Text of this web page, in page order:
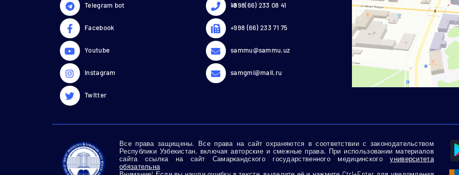
Telegram bot
Facebook
Youtube
Instagram
Twitter
18
+998(66) 233 08 41
+998 (66) 233 71 75
sammu@sammu.uz
samgmi@mail.ru
Все права защищены. Все права на сайт охраняются в соответствии с законодательством
Республики Узбекистан, включая авторские и смежные права. При использовании материалов
сайта ссылка на сайт Самаркандского государственного медицинскогоуниверситета
обязательна